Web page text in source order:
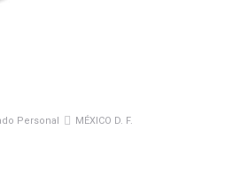
Personal MÉXICO D. F.